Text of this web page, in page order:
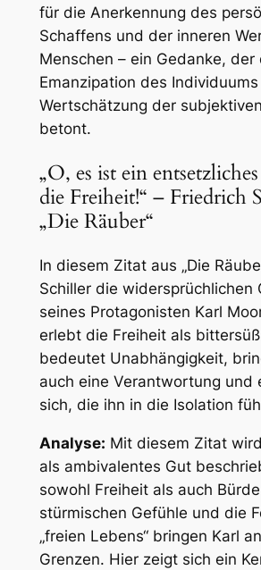
für die Anerkennung des
Schaffens und der inneren
Menschen – ein Gedanke, der
Emanzipation des
Wertschätzung der
betont.
„O, es ist ein
die Freiheit!“ – Friedrich
„Die Räuber“
In diesem Zitat aus „Die
Schiller die widersprüchlichen
seines Protagonisten Karl
erlebt die Freiheit als
bedeutet Unabhängigkeit,
auch eine Verantwortung und
sich, die ihn in die Isolation
Analyse: Mit diesem Zitat
als ambivalentes Gut
sowohl Freiheit als auch
stürmischen Gefühle und die
„freien Lebens“ bringen Karl
Grenzen. Hier zeigt sich ein